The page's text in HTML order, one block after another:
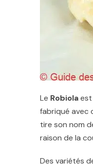
Le Robiolaest
fabriqué avec
tire son nom
raison de la
Des variétés